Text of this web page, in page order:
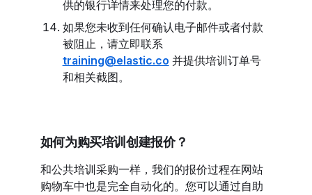
供的银行详情来处理您的付款。
如果您未收到任何确认电子邮件或者付款
被阻止，请立即联系
training@elastic.co 并提供培训订单号
和相关截图。
如何为购买培训创建报价？
和公共培训采购一样，我们的报价过程在网站
购物车中也是完全自动化的。您可以通过自助